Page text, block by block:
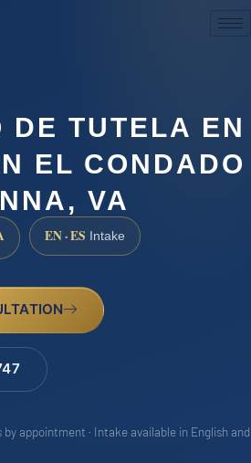
DE TUTELA EN
EL CONDADO
VA
EN · ES Intake
appointment · Intake available in English and